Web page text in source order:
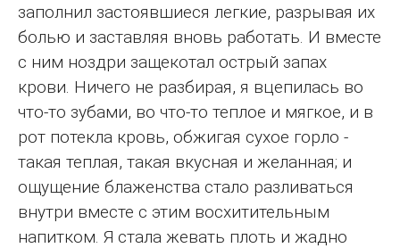
заполнил застоявшиеся легкие, разрывая их
болью и заставляя вновь работать. И вместе
с ним ноздри защекотал острый запах
крови. Ничего не разбирая, я вцепилась во
что-то зубами, во что-то теплое и мягкое, и в
рот потекла кровь, обжигая сухое горло -
такая теплая, такая вкусная и желанная; и
ощущение блаженства стало разливаться
внутри вместе с этим восхитительным
напитком. Я стала жевать плоть и жадно